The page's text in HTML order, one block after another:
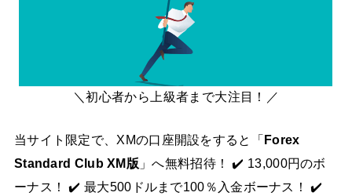
＼初心者から上級者まで大注目！／
当サイト限定で、XMの口座開設をすると「 Forex
Standard Club XM版 」へ無料招待！ ✔️ 13,000円のボ
ーナス！ ✔️ 最大500ドルまで100％入金ボーナス！ ✔️